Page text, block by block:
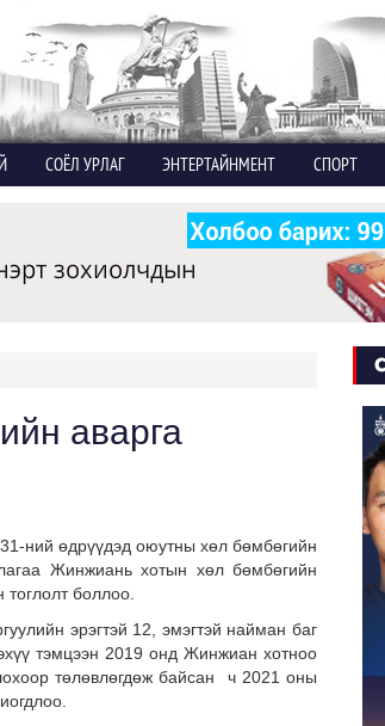
СОЁЛ УРЛАГ ЭНТЕРТАЙНМЕНТ СПОРТ
аварга
ний өдрүүдэд оюутны хөл бөмбөгийн
Жинжиань хотын хөл бөмбөгийн
боллоо.
эрэгтэй 12, эмэгтэй найман баг
тэмцээн 2019 онд Жинжиан хотноо
төлөвлөгдөж байсан ч 2021 оны